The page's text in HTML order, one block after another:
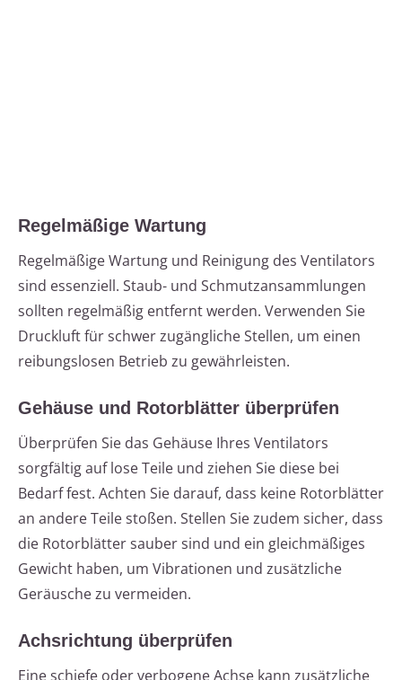
Regelmäßige Wartung
Regelmäßige Wartung und Reinigung des Ventilators
sind essenziell. Staub- und Schmutzansammlungen
sollten regelmäßig entfernt werden. Verwenden Sie
Druckluft für schwer zugängliche Stellen, um einen
reibungslosen Betrieb zu gewährleisten.
Gehäuse und Rotorblätter überprüfen
Überprüfen Sie das Gehäuse Ihres Ventilators
sorgfältig auf lose Teile und ziehen Sie diese bei
Bedarf fest. Achten Sie darauf, dass keine Rotorblätter
an andere Teile stoßen. Stellen Sie zudem sicher, dass
die Rotorblätter sauber sind und ein gleichmäßiges
Gewicht haben, um Vibrationen und zusätzliche
Geräusche zu vermeiden.
Achsrichtung überprüfen
Eine schiefe oder verbogene Achse kann zusätzliche